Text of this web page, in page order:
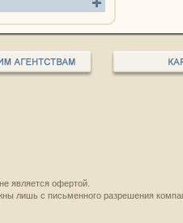
является офертой.
лишь с письменного разрешения